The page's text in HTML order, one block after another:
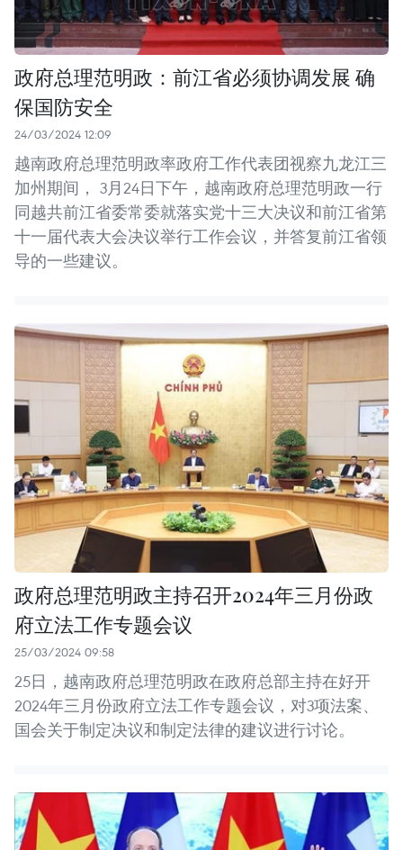
政府总理范明政：前江省必须协调发展 确
保国防安全
24/03/2024 12:09
越南政府总理范明政率政府工作代表团视察九龙江三
加州期间， 3月24日下午，越南政府总理范明政一行
同越共前江省委常委就落实党十三大决议和前江省第
十一届代表大会决议举行工作会议，并答复前江省领
导的一些建议。
政府总理范明政主持召开2024年三月份政
府立法工作专题会议
25/03/2024 09:58
25日，越南政府总理范明政在政府总部主持在好开
2024年三月份政府立法工作专题会议，对3项法案、
国会关于制定决议和制定法律的建议进行讨论。